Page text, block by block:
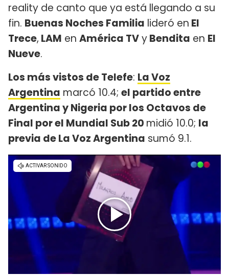
reality de canto que ya está llegando a su
fin. Buenas Noches Familia lideró en El
Trece, LAM en América TVyBendita en El
Nueve.
Los más vistos de Telefe: La Voz
Argentina marcó 10.4; el partido entre
Argentina y Nigeria por los Octavos de
Final por el Mundial Sub 20 midió 10.0; la
previa de La Voz Argentina sumó 9.1.